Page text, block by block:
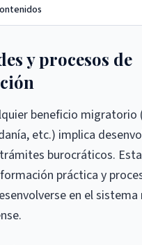
y procesos de
beneficio migratorio
etc.) implica
burocráticos.
práctica y
en el